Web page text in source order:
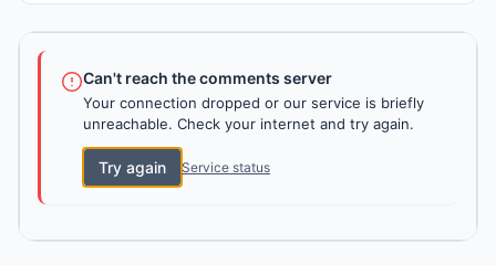
Can't reach the comments server
Your connection dropped or our service is briefly
unreachable. Check your internet and try again.
Try again Service status